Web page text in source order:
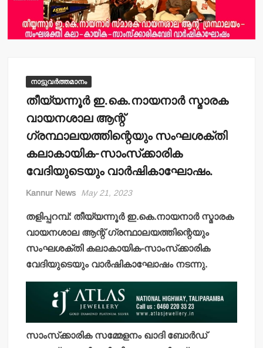
നാട്ടുവർത്തമാനം
തീയ്യന്നൂര്‍ ഇ.കെ.നായനാര്‍ സ്മാരക
വായനശാല ആന്റ്
ഗ്രന്ഥാലയത്തിന്റെയും സംഘശക്തി
കലാകായിക-സാംസ്‌ക്കാരിക
വേദിയുടെയും വാര്‍ഷികാഘോഷം.
Kannur News May 21, 2023
തളിപ്പറമ്പ്: തീയ്യന്നൂര്‍ ഇ.കെ.നായനാര്‍ സ്മാരക
വായനശാല ആന്റ് ഗ്രന്ഥാലയത്തിന്റെയും
സംഘശക്തി കലാകായിക-സാംസ്‌ക്കാരിക
വേദിയുടെയും വാര്‍ഷികാഘോഷം നടന്നു.
സാംസ്‌ക്കാരിക സമ്മേളനം ഖാദി ബോര്‍ഡ്